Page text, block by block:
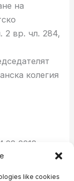
like cookies
на
2 вр. чл. 284,
колегия
г. за